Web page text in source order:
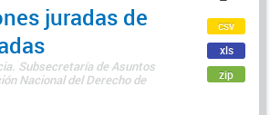
juradas de
Subsecretaría de Asuntos
Nacional del Derecho de
csv
xls
zip